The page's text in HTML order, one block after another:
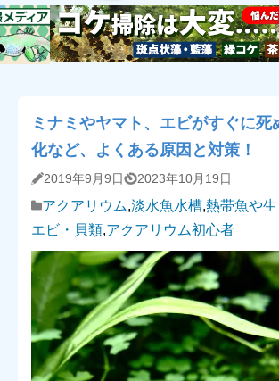
ミナミやヤマト、エビがすぐに死
化など、よくある原因と対策！
2019年9月9日 2023年10月19日
アクアリウム,淡水魚水槽,熱帯魚や
エビ・貝類,アクアリウム初心者